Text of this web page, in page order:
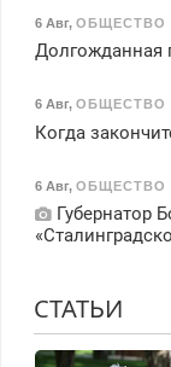
6 Авг, ОБЩЕСТВО
Долгожданная
6 Авг, ОБЩЕСТВО
Когда
6 Авг, ОБЩЕСТВО
Губернатор
СТАТЬИ